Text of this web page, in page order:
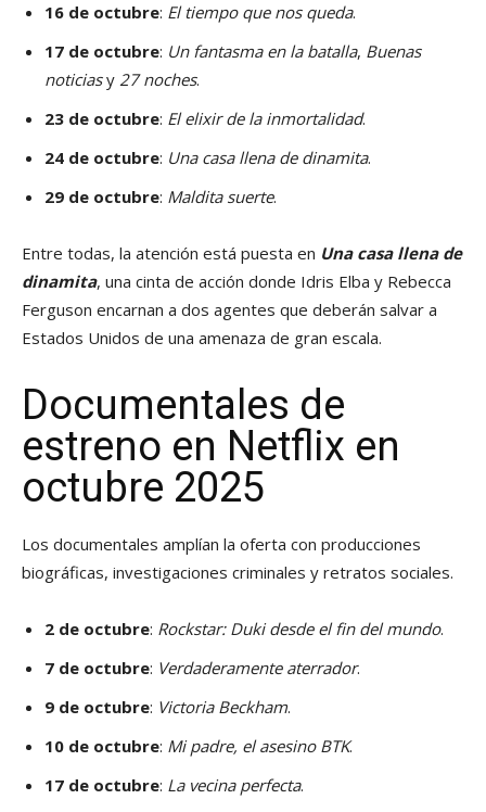
16 de octubre: El tiempo que nos queda.
17 de octubre: Un fantasma en la batalla, Buenas
noticiasy 27 noches.
23 de octubre: El elixir de la inmortalidad.
24 de octubre: Una casa llena de dinamita.
29 de octubre: Maldita suerte.
Entre todas, la atención está puesta en Una casa llena de
dinamita, una cinta de acción donde Idris Elba y Rebecca
Ferguson encarnan a dos agentes que deberán salvar a
Estados Unidos de una amenaza de gran escala.
Documentales de
estreno en Netflix en
octubre 2025
Los documentales amplían la oferta con producciones
biográficas, investigaciones criminales y retratos sociales.
2 de octubre: Rockstar: Duki desde el fin del mundo.
7 de octubre: Verdaderamente aterrador.
9 de octubre: Victoria Beckham.
10 de octubre: Mi padre, el asesino BTK.
17 de octubre: La vecina perfecta.